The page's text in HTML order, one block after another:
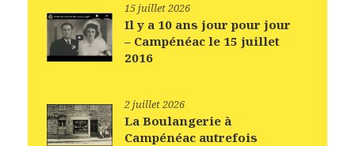
15 juillet 2026
Il y a 10 ans jour pour jour
– Campénéac le 15 juillet
2016
2 juillet 2026
La Boulangerie à
Campénéac autrefois